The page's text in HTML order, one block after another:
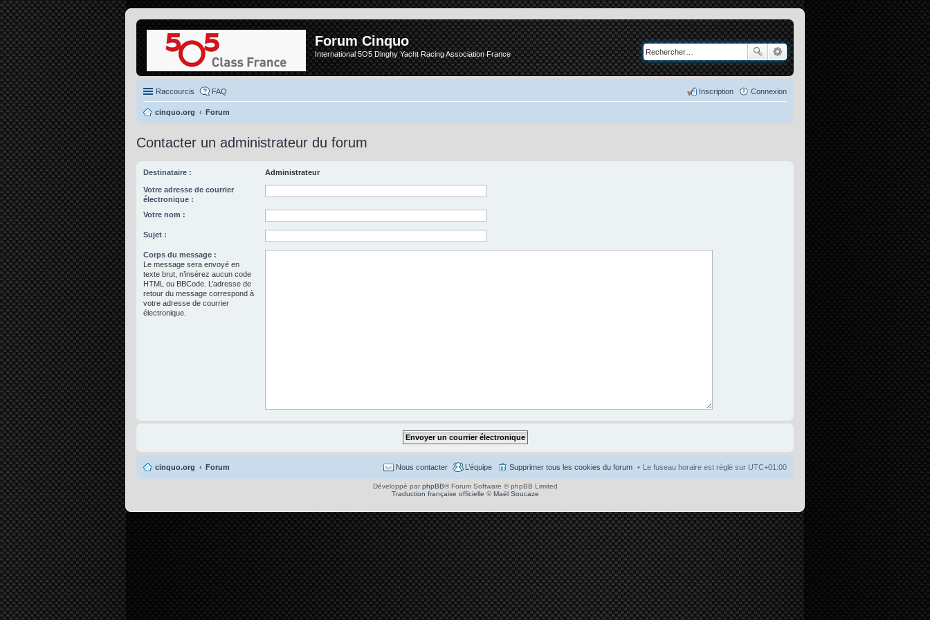
Forum Cinquo
International 5O5 Dinghy Yacht Racing Association France
Raccourcis FAQ Connexion
Inscription
cinquo.org Forum
Contacter un administrateur du forum
Destinataire : Administrateur
Votre adresse de courrier
électronique :
Votre nom :
Sujet :
Corps du message :
Le message sera envoyé en
texte brut, n’insérez aucun code
HTML ou BBCode. L’adresse de
retour du message correspond à
votre adresse de courrier
électronique.
cinquo.org Forum Le fuseau horaire est réglé sur UTC+01:00
Supprimer tous les cookies du forum
L’équipe
Nous contacter
Développé par phpBB® Forum Software © phpBB Limited
Traduction française officielle ©Maël Soucaze